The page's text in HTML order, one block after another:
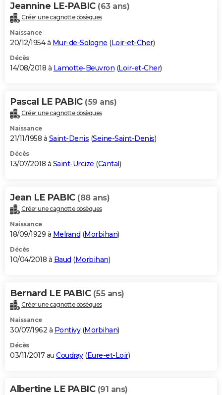
Jeannine LE-PABIC (63 ans)
Créer une cagnotte obsèques
Naissance
20/12/1954 à Mur-de-Sologne (Loir-et-Cher)
Décès
14/08/2018 à Lamotte-Beuvron (Loir-et-Cher)
Pascal LE PABIC (59 ans)
Créer une cagnotte obsèques
Naissance
21/11/1958 à Saint-Denis (Seine-Saint-Denis)
Décès
13/07/2018 à Saint-Urcize (Cantal)
Jean LE PABIC (88 ans)
Créer une cagnotte obsèques
Naissance
18/09/1929 à Melrand (Morbihan)
Décès
10/04/2018 à Baud (Morbihan)
Bernard LE PABIC (55 ans)
Créer une cagnotte obsèques
Naissance
30/07/1962 à Pontivy(Morbihan)
Décès
03/11/2017 au Coudray(Eure-et-Loir)
Albertine LE PABIC (91 ans)